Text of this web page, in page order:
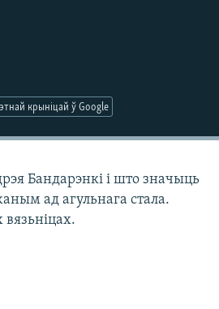
крыніцай ў Google
Бандарэнкі і што значыць
ад агульнага стала.